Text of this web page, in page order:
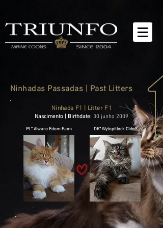
Nascimento | Birthdate: 30 junho 2009
Ninhada F1 | Litter F1
PL* Alwaro Edom Faon DK* Wytopitlock Chloé
BR* Triunfo Ferdinand
Ninhadas Passadas | Past Litters